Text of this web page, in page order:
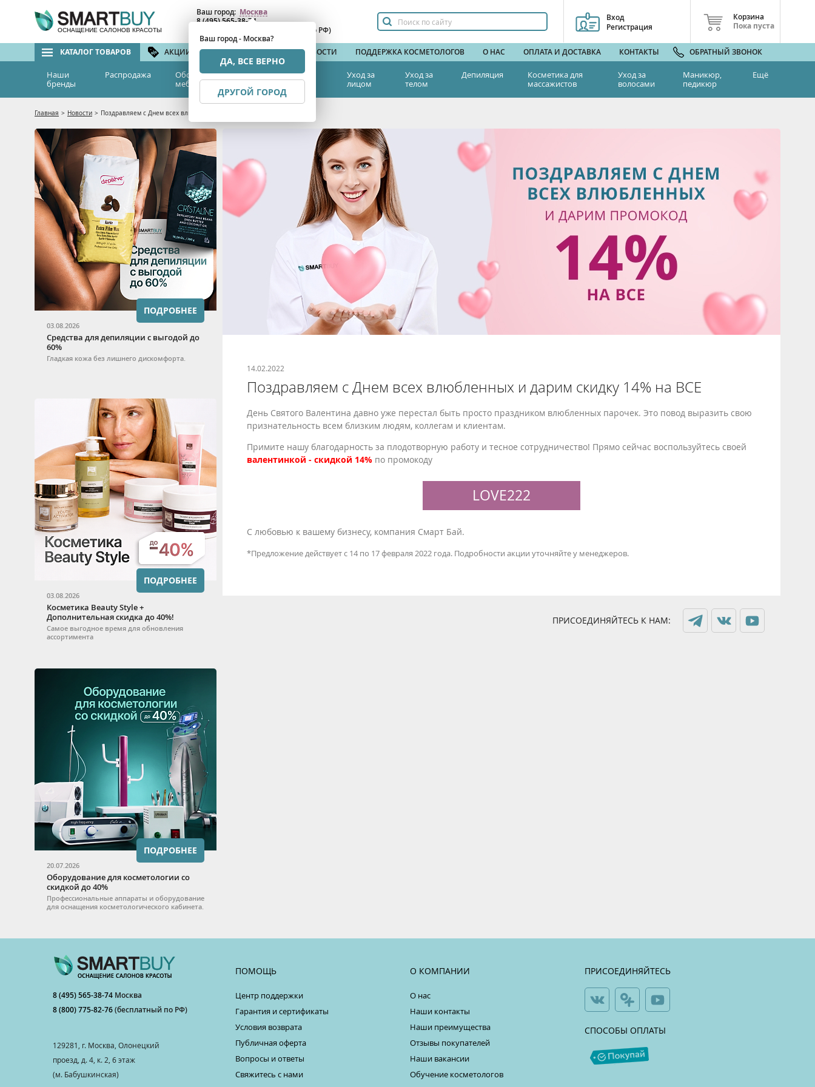
ОСНАЩЕНИЕ САЛОНОВ КРАСОТЫ
Ваш город: Москва
Ваш город - Москва?
ДА, ВСЕ ВЕРНО
ДРУГОЙ ГОРОД
8 (495) 565-38-74
(бесплатный по РФ)
Вход
Регистрация
Корзина
Пока пуста
КАТАЛОГ ТОВАРОВ АКЦИИ И СКИДКИ БРЕНДЫ НОВОСТИ ПОДДЕРЖКА КОСМЕТОЛОГОВ О НАС ОПЛАТА И ДОСТАВКА КОНТАКТЫ ОБРАТНЫЙ ЗВОНОК
Наши
бренды
Распродажа
Оборудование и
мебель
Эстетическая
медицина
Уход за
лицом
Уход за
телом
Депиляция
Косметика для
массажистов
Уход за
волосами
Маникюр,
педикюр
Ещё
Главная > Новости > Поздравляем с Днем всех влюбленных и дарим скидку 14% на ВСЕ
03.08.2026
Средства для депиляции с выгодой до
60%
Гладкая кожа без лишнего дискомфорта.
ПОДРОБНЕЕ
03.08.2026
Косметика Beauty Style +
Дополнительная скидка до 40%!
Самое выгодное время для обновления
ассортимента
ПОДРОБНЕЕ
20.07.2026
Оборудование для косметологии со
скидкой до 40%
Профессиональные аппараты и оборудование
для оснащения косметологического кабинета.
ПОДРОБНЕЕ
14.02.2022
Поздравляем с Днем всех влюбленных и дарим скидку 14% на ВСЕ
День Святого Валентина давно уже перестал быть просто праздником влюбленных парочек. Это повод выразить свою
признательность всем близким людям, коллегам и клиентам.
Примите нашу благодарность за плодотворную работу и тесное сотрудничество! Прямо сейчас воспользуйтесь своей
валентинкой - скидкой 14% по промокоду
LOVE222
С любовью к вашему бизнесу, компания Смарт Бай.
*Предложение действует с 14 по 17 февраля 2022 года. Подробности акции уточняйте у менеджеров.
ПРИСОЕДИНЯЙТЕСЬ К НАМ:
8 (495) 565-38-74 Москва
8 (800) 775-82-76(бесплатный по РФ)
129281, г. Москва, Олонецкий
проезд, д. 4, к. 2, 6 этаж
(м. Бабушкинская)
ПОМОЩЬ
Центр поддержки
Гарантия и сертификаты
Условия возврата
Публичная оферта
Вопросы и ответы
Свяжитесь с нами
О КОМПАНИИ
О нас
Наши контакты
Наши преимущества
Отзывы покупателей
Наши вакансии
Обучение косметологов
ПРИСОЕДИНЯЙТЕСЬ
СПОСОБЫ ОПЛАТЫ